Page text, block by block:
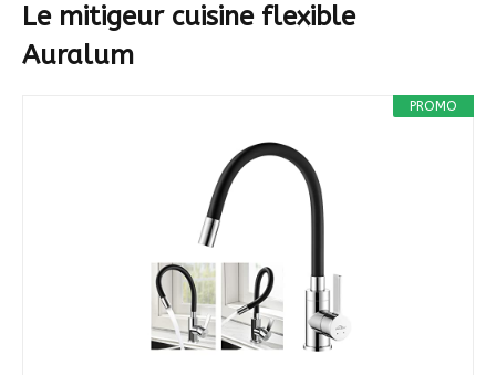
Le mitigeur cuisine flexible
Auralum
PROMO